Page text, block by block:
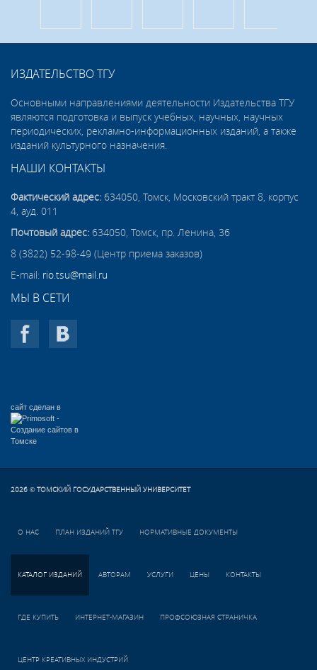
ИЗДАТЕЛЬСТВО ТГУ
Основными направлениями деятельности Издательства ТГУ
являются подготовка и выпуск учебных, научных, научных
периодических, рекламно-информационных изданий, а также
изданий культурного назначения.
НАШИ КОНТАКТЫ
Фактический адрес: 634050, Томск, Московский тракт 8, корпус
4, ауд. 011
Почтовый адрес: 634050, Томск, пр. Ленина, 36
8 (3822) 52-98-49 (Центр приема заказов)
E-mail: rio.tsu@mail.ru
МЫ В СЕТИ
сайт сделан в
2026 © ТОМСКИЙ ГОСУДАРСТВЕННЫЙ УНИВЕРСИТЕТ
О НАС ПЛАН ИЗДАНИЙ ТГУ НОРМАТИВНЫЕ ДОКУМЕНТЫ
КАТАЛОГ ИЗДАНИЙ АВТОРАМ УСЛУГИ ЦЕНЫ КОНТАКТЫ
ГДЕ КУПИТЬ ИНТЕРНЕТ-МАГАЗИН ПРОФСОЮЗНАЯ СТРАНИЧКА
ЦЕНТР КРЕАТИВНЫХ ИНДУСТРИЙ